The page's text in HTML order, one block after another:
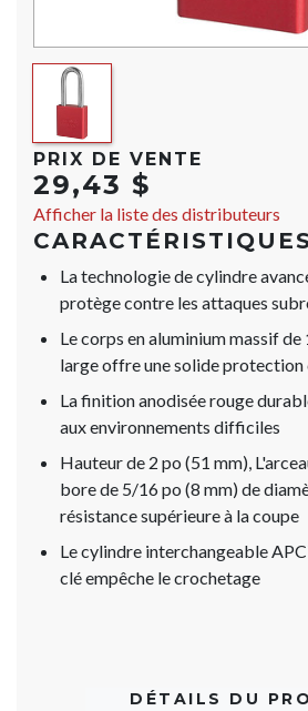
PRIX DE VENTE
29,43 $
Afficher la liste des distributeurs
La technologie de cylindre
protège contre les attaques
Le corps en aluminium massif
large offre une solide protection
La finition anodisée rouge
aux environnements difficiles
Hauteur de 2 po (51 mm),
bore de 5/16 po (8 mm) de
résistance supérieure à la coupe
Le cylindre interchangeable
clé empêche le crochetage
DÉTAILS DU